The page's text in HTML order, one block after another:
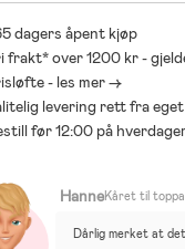
dagers åpent kjøp
frakt* over 1200 kr -
- les mer ->
levering rett fra
før 12:00 på
HanneKåret til
Dårlig merket at